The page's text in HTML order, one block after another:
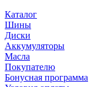
Каталог
Шины
Диски
Аккумуляторы
Масла
Покупателю
Бонусная программа